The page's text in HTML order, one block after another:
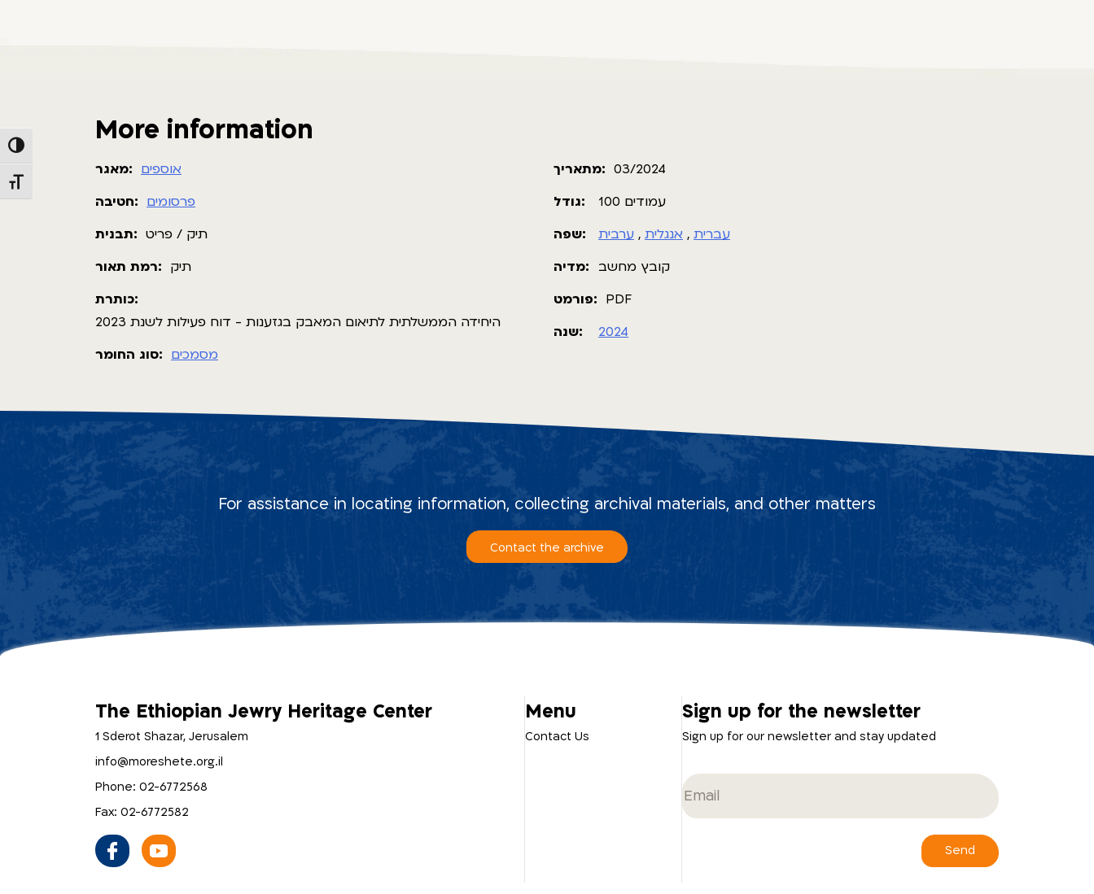
Toggle High Contrast
Toggle Font size
More information
מאגר: אוספים
חטיבה: פרסומים
תבנית: תיק / פריט
רמת תאור: תיק
כותרת:
היחידה הממשלתית לתיאום המאבק בגזענות - דוח פעילות לשנת 2023
סוג החומר: מסמכים
מתאריך: 03/2024
גודל:
100 עמודים
שפה:
עברית אנגלית ערבית
מדיה: קובץ מחשב
פורמט: PDF
שנה:
2024
For assistance in locating information, collecting archival materials, and other matters
Contact the archive
The Ethiopian Jewry Heritage Center
1 Sderot Shazar, Jerusalem
info@moreshete.org.il
Phone: 02-6772568
Fax: 02-6772582
Menu
Contact Us
Sign up for the newsletter
Sign up for our newsletter and stay updated
Send